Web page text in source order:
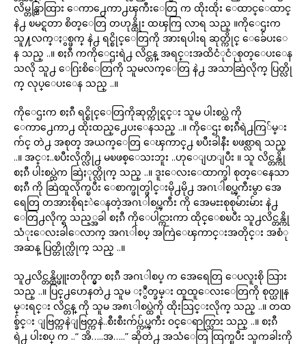
လိမ္တန္ထြာထြား ေကာ႕ေကာ႕ၾကီးေတြ က ထိုးထိုး ေထာင္ေထာင္
နဲ႕ ၿမင္ရတာ စိတ္ေတြ တဟုန္ထိုး ထၾကြ လာရ သည္ ။ကိုေဌးက
သူ႔လက္ႏွစ္ဖက္ နဲ႕ ရင္စိုင္ေတြကို အားရပါးရ ဆုတ္ကိုင္ ေခ်ေပးေ
န သည္ ..။ စႏၵီ ကကိုေဌးရဲ႕ လိင္တန္ အရင္းအထိငံုငံုစုတ္ေပးေန
သလို သူ႕ ေဂြးစိေတြကို သူမလက္ေတြ နဲ႕ အသာဆြဲလိုက္ ပြတ္လို
က္ လုပ္ေပးေန သည္ ..။
ကိုေဌးက စႏၵီ ရင္စိုင္ေတြကိုဆုတ္ကိုင္ရင္း သူမ ပါးစပ္ထဲ ကို
ေကာ႕ေကာ႕ ထိုးထည္႕ေပးေနသည္ ..။ ကိုေဌး စႏၵီရဲ႕ကြ်မ္း
က်င္ တဲ႕ အစုတ္ အယက္ေတြ ေၾကာင္႕ ၿပီးခါနီး ၿဖစ္လာရ သည္
..။ အင္း..ၿပီးလိုက္လို႕ မၿဖစ္ေသးဘူး ..ဟုေျပာျပီး ။ သူ လိင္တန္ကို
စႏၵီ ပါးစပ္ထဲက ဆြဲႏုတ္လိုက္ သည္ ..။ ဒူးေလးေထာက္ခါ စုတ္ေနေသာ
စႏၵီ ကို ဆြဲထူလိုက္ၿပီး ေစာက္ဖုတ္ဖါင္းမို႕မို႕ အဂၤါစပ္ၾကီးမွာ အေ
ရေတြ တအားစိုရႊဲေနတဲ့အဂၤါစပ္ၾကီး ကို အေမႊးစုစုမ်ားမ်ား နဲ႕
ေတြ႕လိုက္ရ သည့္အခါ စႏၵီ ကိုေပါင္ကားကာ ထိုင္ေစၿပီး သူ႕လိင္တန္ကို
သံုးေလးခါေလာက္ အဂၤါစပ္ အကြဲေၾကာင္းအတိုင္း အစံု
အဆန္ ပြတ္တိုက္လိုက္ သည္ ..။
သူ႕လိင္တန္ထိပ္ဖူးတ၀ိုက္မွာ စႏၵီ အဂၤါစပ္ က အေရေတြ ေပလူးစို သြား
သည္ ..။ ပြင္႕ဟေနတဲ႕ သူမ ႏွဳတ္ခမ္း ထူထူေလးေတြကို စုတ္ယူန
မ္းရင္း လိင္တန္ ကို သူမ အ၈ၤါစပ္ထဲကို ထိုးသြင္းလိုက္ သည္ ..။ တထ
စ္ခ်င္း ျဗြတ္ကနဲျဗြတ္ကနဲ..စီးစီးက်ပ္က်ပ္ၾကီး ၀င္ေရာက္သြား သည္ ..။ စႏၵီ
ရဲ႕ ပါးစပ္ က ..“ အိ…..အ…..” ဆိုတဲ႕ အသံေတြ ထြက္ၿပီး သူကခါးကို